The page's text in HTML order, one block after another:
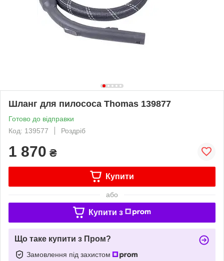
Шланг для пилососа Thomas 139877
Готово до відправки
Код: 139577
Роздріб
1 870 ₴
Купити
або
Купити з
Що таке купити з Пром?
Замовлення під захистом